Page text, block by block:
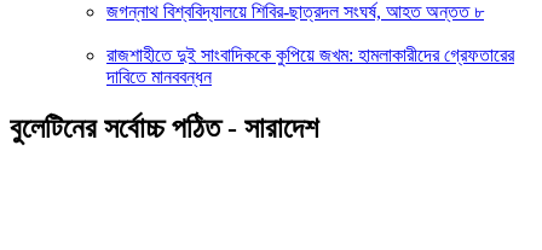
জগন্নাথ বিশ্ববিদ্যালয়ে শিবির-ছাত্রদল সংঘর্ষ, আহত অন্তত ৮
রাজশাহীতে দুই সাংবাদিককে কুপিয়ে জখম: হামলাকারীদের গ্রেফতারের
দাবিতে মানববন্ধন
বুলেটিনের সর্বোচ্চ পঠিত - সারাদেশ